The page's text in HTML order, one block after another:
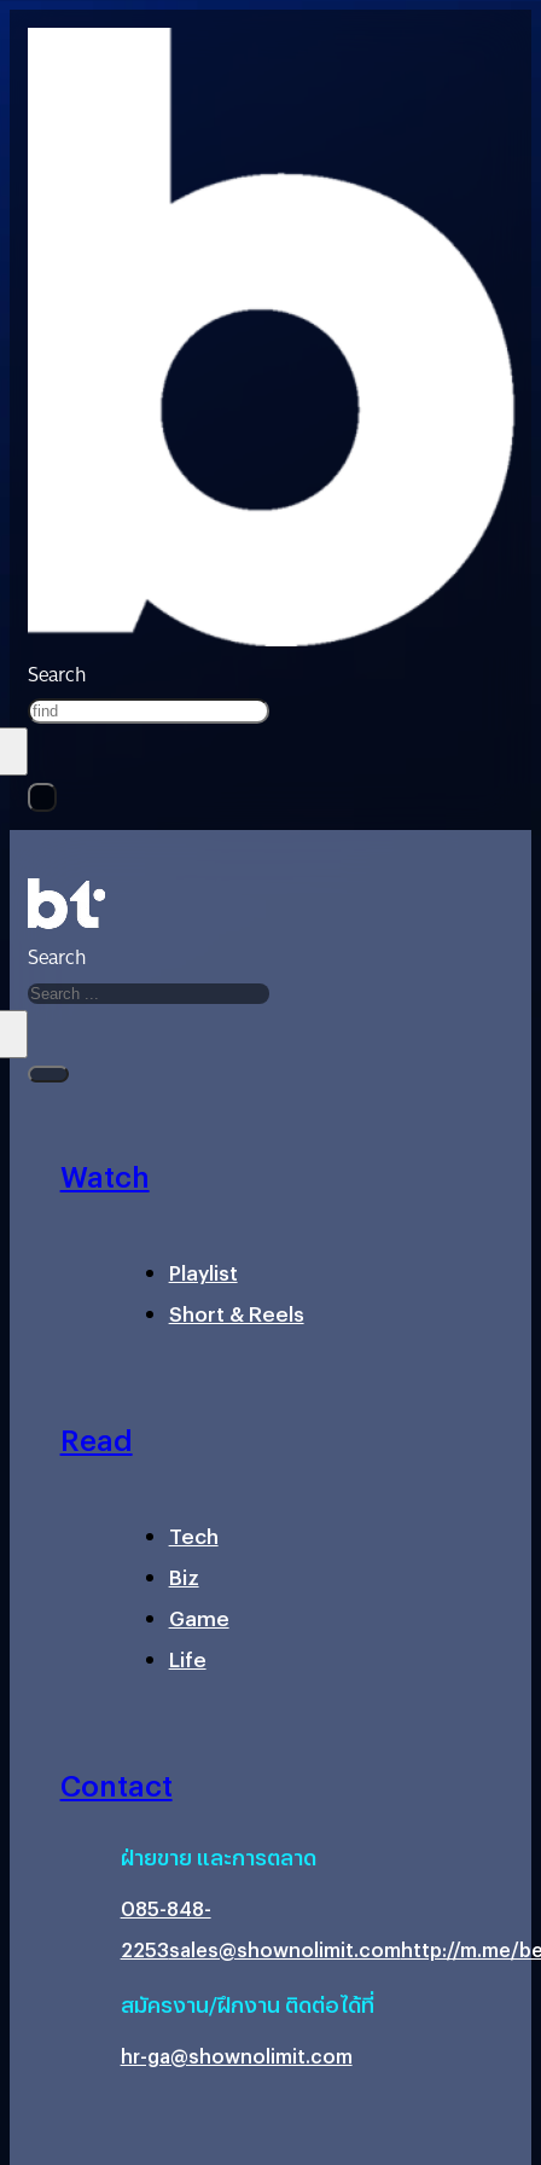
Search
Search
Watch
Playlist
Short & Reels
Read
Tech
Biz
Game
Life
Contact
ฝ่ายขาย และการตลาด
085-848-
2253sales@shownolimit.comhttp://m.me/
สมัครงาน/ฝึกงาน ติดต่อได้ที่
hr-ga@shownolimit.com